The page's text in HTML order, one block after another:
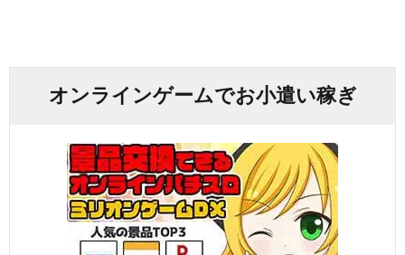
オンラインゲームでお小遣い稼ぎ